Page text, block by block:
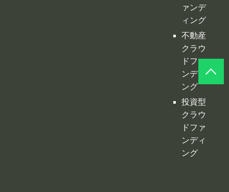
ィング
不動産
クラウ
ドファ
ンディ
ング
投資型
クラウ
ドファ
ンディ
ング